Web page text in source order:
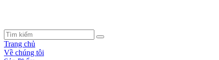
Trang chủ
Về chúng tôi